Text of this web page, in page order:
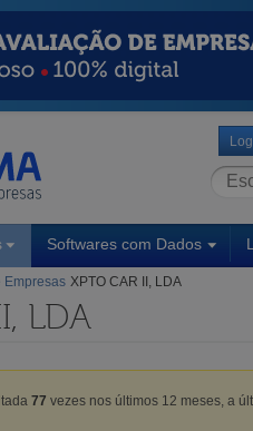
Softwares com Dados
Empresas XPTO CAR II, LDA
LDA
77 vezes nos últimos 12 meses, a